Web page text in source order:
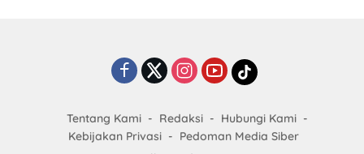
Tentang Kami Redaksi
Hubungi Kami
Kebijakan Privasi
Pedoman Media Siber